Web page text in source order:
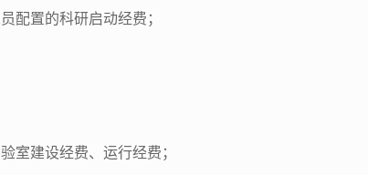
配置的科研启动经费；
室建设经费、运行经费；